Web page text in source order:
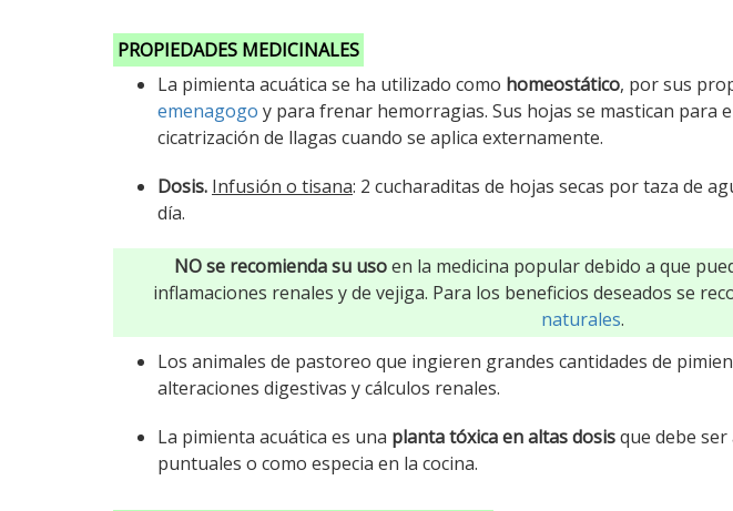
PROPIEDADES MEDICINALES
La pimienta acuática se ha utilizado como homeostático, por sus
emenagogo y para frenar hemorragias. Sus hojas se mastican para
cicatrización de llagas cuando se aplica externamente.
Dosis. Infusión o tisana: 2 cucharaditas de hojas secas por taza de
día.
NO se recomienda su usoen la medicina popular debido a que
inflamaciones renales y de vejiga. Para los beneficios deseados se
naturales.
Los animales de pastoreo que ingieren grandes cantidades de
alteraciones digestivas y cálculos renales.
La pimienta acuática es una planta tóxica en altas dosisque debe
puntuales o como especia en la cocina.